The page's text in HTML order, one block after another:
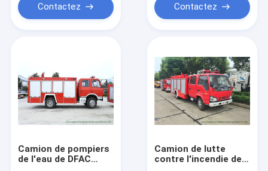
l'incendieContactez Contactez
Camion de pompiers
de l'eau de DFAC
Camion de lutte
contre l'incendie de